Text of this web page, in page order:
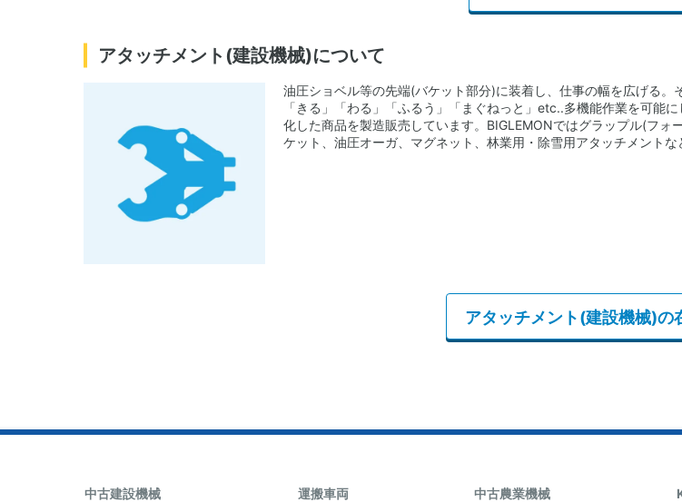
アタッチメント(建設機械)について
油圧ショベル等の先端(バケット部分)に装着し、仕事の幅を広げる。
「きる」「わる」「ふるう」「まぐねっと」etc..多機能作業を可能
化した商品を製造販売しています。BIGLEMONではグラップル(フ
ケット、油圧オーガ、マグネット、林業用・除雪用アタッチメント
アタッチメント(建設機械)の
中古建設機械 運搬車両 中古農業機械